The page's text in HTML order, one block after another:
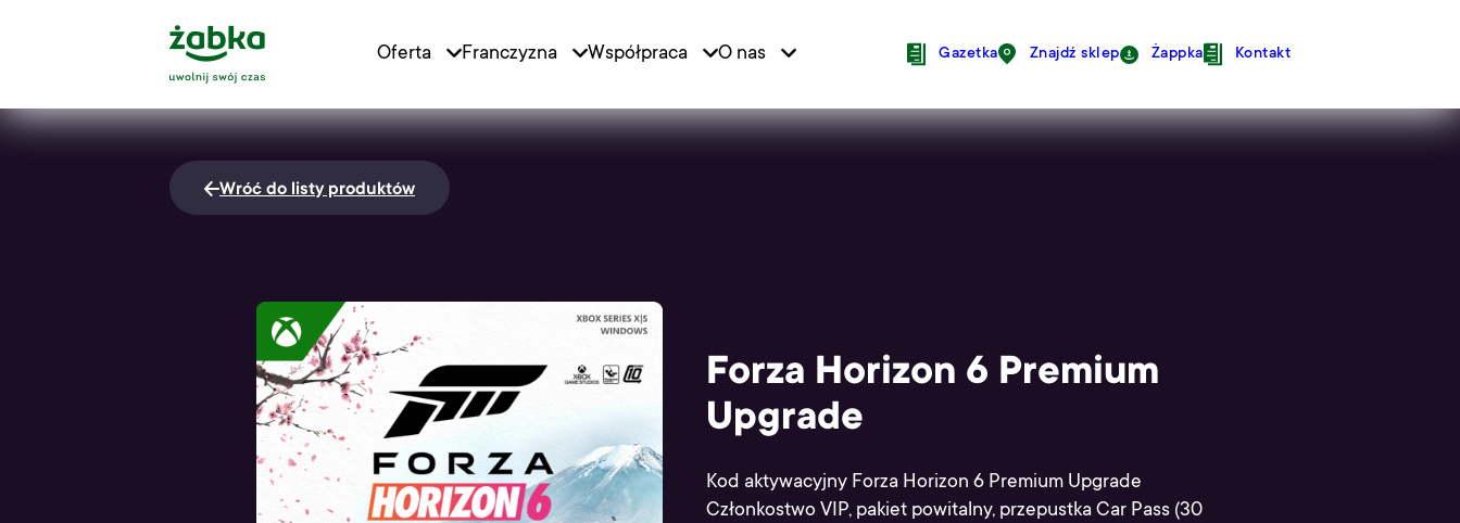
Main Logo
Main Navigation
Oferta Franczyzna Współpraca O nas Icons Navigation
Gazetka Znajdź sklep Żappka Kontakt
Wróć do listy produktów
Forza Horizon 6 Premium
Upgrade
Kod aktywacyjny Forza Horizon 6 Premium Upgrade
Członkostwo VIP, pakiet powitalny, przepustka Car Pass (30